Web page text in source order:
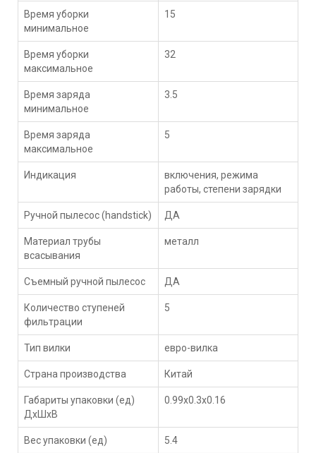
Время уборки
минимальное
15
Время уборки
максимальное
32
Время заряда
минимальное
3.5
Время заряда
максимальное
5
Индикация
включения, режима
работы, степени зарядки
Ручной пылесос (handstick) ДА
Материал трубы
всасывания
металл
Съемный ручной пылесос ДА
Количество ступеней
фильтрации
5
Тип вилки евро-вилка
Страна производства Китай
Габариты упаковки (ед)
ДхШхВ
0.99x0.3x0.16
Вес упаковки (ед) 5.4